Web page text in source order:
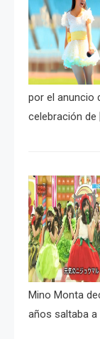
por el anuncio
celebración de
Mino Monta
años saltaba a